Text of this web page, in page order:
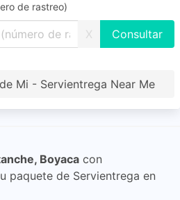
de rastreo)
X
Mi - Servientrega Near Me
Boyaca con
paquete de Servientrega en